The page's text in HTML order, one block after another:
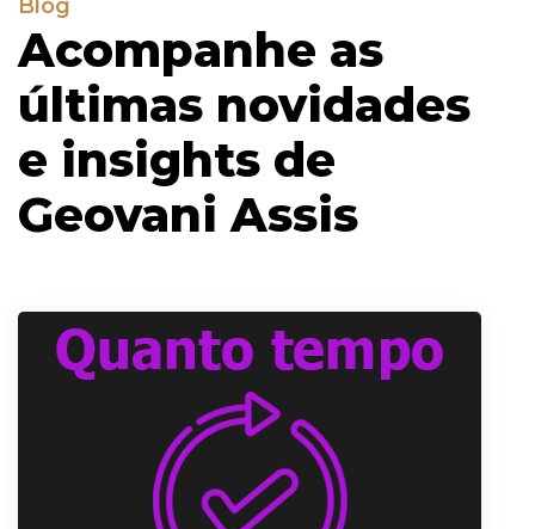
Blog
Acompanhe as
últimas novidades
e insights de
Geovani Assis